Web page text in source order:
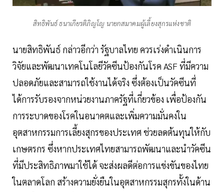
สิทธิพันธ์ ธนาเกียรติภิญโญ นายกสมาคมผู้เลี้ยงสุกรแห่งชาติ
นายสิทธิพันธ์ กล่าวอีกว่า รัฐบาลไทย ควรเร่งดำเนินการ
วิจัยและพัฒนาเทคโนโลยีวัคซีนป้องกันโรค ASF ที่มีความ
ปลอดภัยและสามารถใช้งานได้จริง ซึ่งต้องเป็นวัคซีนที่
ได้การรับรองจากหน่วยงานภาครัฐที่เกี่ยวข้อง เพื่อป้องกัน
การระบาดของโรคในอนาคตและเพิ่มความมั่นคงใน
อุตสาหกรรมการเลี้ยงสุกรของประเทศ ช่วยลดต้นทุนให้กับ
เกษตรกร ซึ่งหากประเทศไทยสามารถพัฒนาและนำวัคซีน
ที่มีประสิทธิภาพมาใช้ได้ จะส่งผลดีต่อการแข่งขันของไทย
ในตลาดโลก สร้างความยั่งยืนในอุตสาหกรรมสุกรทั้งในด้าน